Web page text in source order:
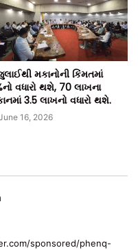
મકાનોની કિંમતમાં
વધારો થશે, 70 લાખના
3.5 લાખનો વધારો થશે.
16, 2026
sponsored/phenq-